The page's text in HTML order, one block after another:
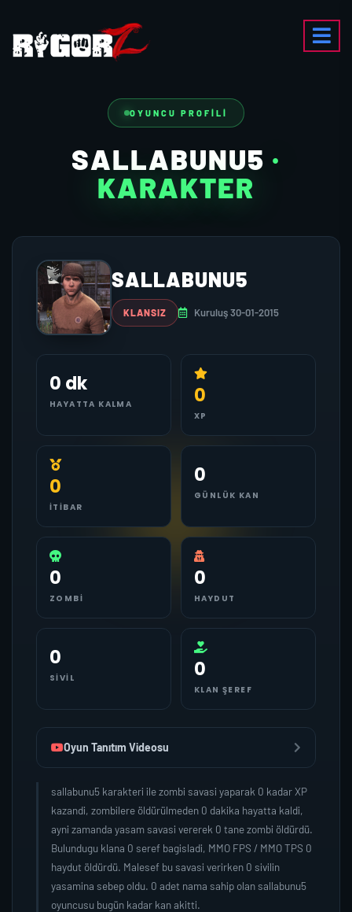
OYUNCU PROFILI
SALLABUNU5 ·
KARAKTER
SALLABUNU5
KLANSIZ Kuruluş 30-01-2015
0 dk
HAYATTA KALMA 0
XP
0
İTIBAR
0
GÜNLÜK KAN
0
ZOMBI
0
HAYDUT
0
SIVIL 0
KLAN ŞEREF
Oyun Tanıtım Videosu
sallabunu5 karakteri ile zombi savasi yaparak 0 kadar XP
kazandi, zombilere öldürülmeden 0 dakika hayatta kaldi,
ayni zamanda yasam savasi vererek 0 tane zombi öldürdü.
Bulundugu klana 0 seref bagisladi, MMO FPS / MMO TPS 0
haydut öldürdü. Malesef bu savasi verirken 0 sivilin
yasamina sebep oldu. 0 adet nama sahip olan sallabunu5
oyuncusu bugün kadar kan akitti.